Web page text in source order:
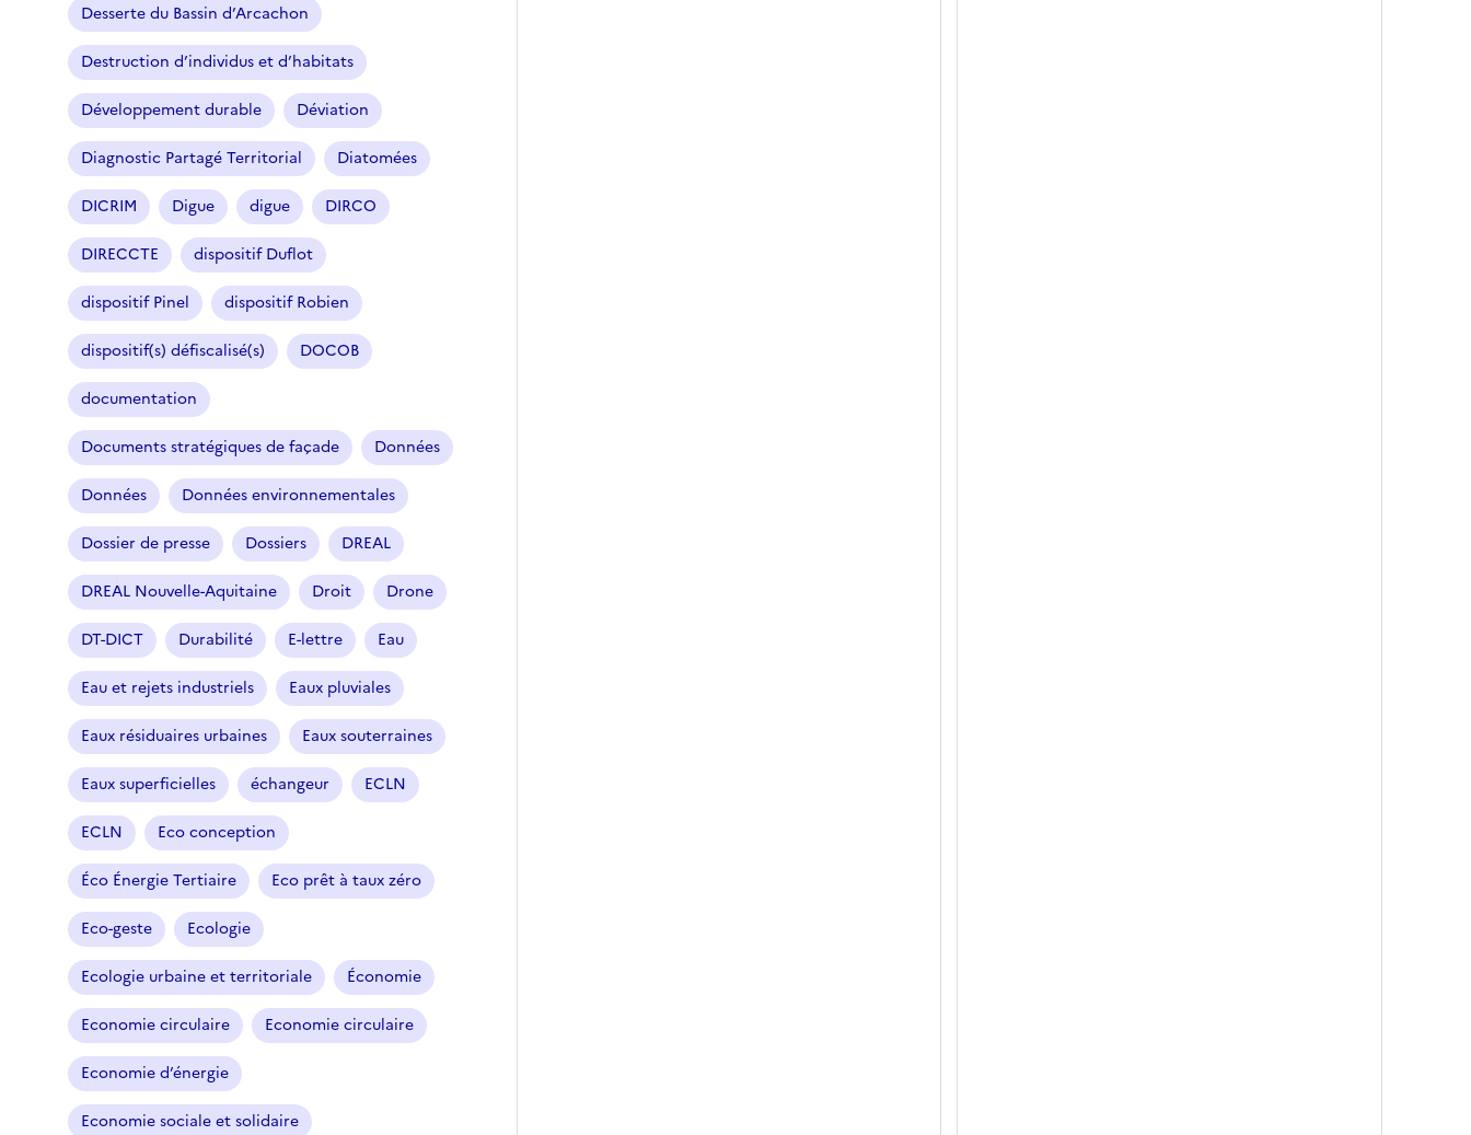
Desserte du Bassin d’Arcachon
Destruction d’individus et d’habitats
Développement durable Déviation
Diagnostic Partagé Territorial Diatomées
DICRIM Digue digue DIRCO
DIRECCTE dispositif Duflot
dispositif Pinel dispositif Robien
dispositif(s) défiscalisé(s) DOCOB
documentation
Documents stratégiques de façade Données
Données Données environnementales
Dossier de presse Dossiers DREAL
DREAL Nouvelle-Aquitaine Droit Drone
DT-DICT Durabilité E-lettre Eau
Eau et rejets industriels Eaux pluviales
Eaux résiduaires urbaines Eaux souterraines
Eaux superficielles échangeur ECLN
ECLN Eco conception
Éco Énergie Tertiaire Eco prêt à taux zéro
Eco-geste Ecologie
Ecologie urbaine et territoriale Économie
Economie circulaire Economie circulaire
Economie d’énergie
Economie sociale et solidaire